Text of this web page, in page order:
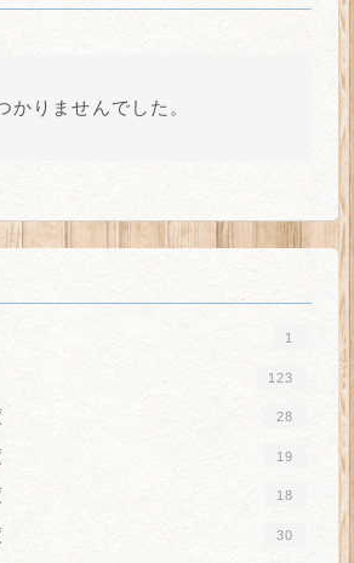
かりませんでした。
1
123
28
19
18
30